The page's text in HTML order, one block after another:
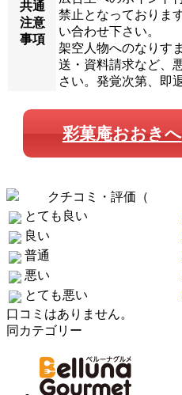
共通
注意
事項
禁止となっておりま
い合わせ下さい。
架空人物へのなりす
送・資料請求など、
さい。発覚次第、即
彩菓庵おおきへ
クチコミ・評価（
とても良い
良い
普通
悪い
とても悪い
口コミはありません。
同カテゴリー